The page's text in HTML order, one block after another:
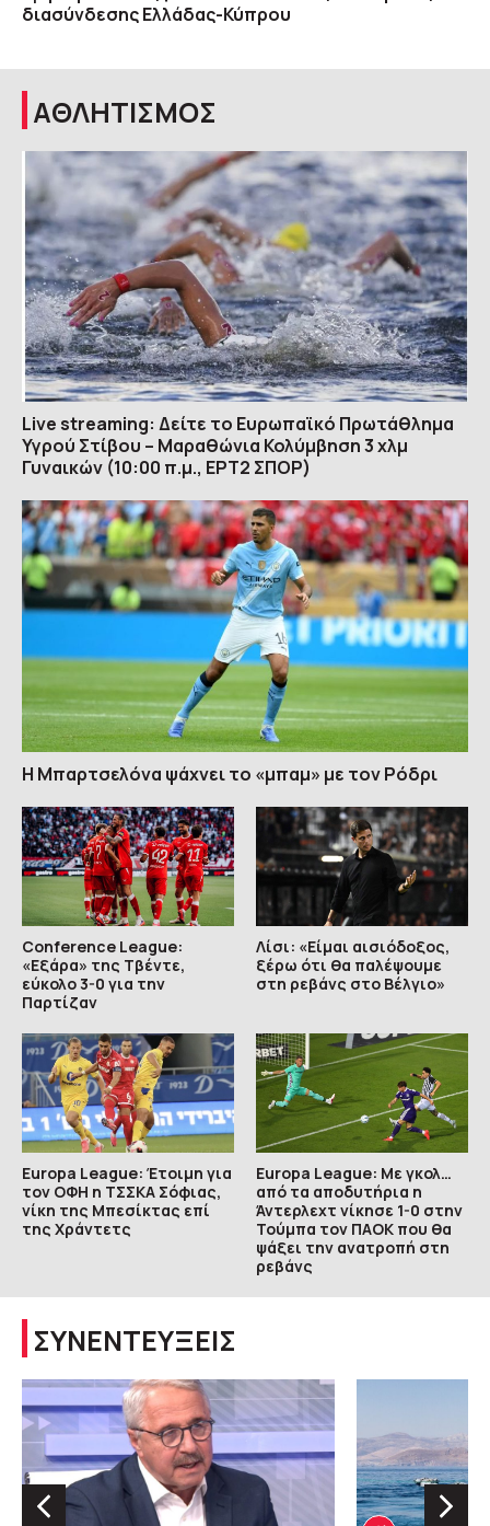
διασύνδεσης Ελλάδας-Κύπρου
ΑΘΛΗΤΙΣΜΟΣ
Live streaming: Δείτε το Ευρωπαϊκό Πρωτάθλημα
Υγρού Στίβου – Μαραθώνια Κολύμβηση 3 χλμ
Γυναικών (10:00 π.μ., ΕΡΤ2 ΣΠΟΡ)
Η Μπαρτσελόνα ψάχνει το «μπαμ» με τον Ρόδρι
Conference League:
«Εξάρα» της Τβέντε,
εύκολο 3-0 για την
Παρτίζαν
Λίσι: «Είμαι αισιόδοξος,
ξέρω ότι θα παλέψουμε
στη ρεβάνς στο Βέλγιο»
Europa League: Έτοιμη για
τον ΟΦΗ η ΤΣΣΚΑ Σόφιας,
νίκη της Μπεσίκτας επί
της Χράντετς
Europa League: Με γκολ…
από τα αποδυτήρια η
Άντερλεχτ νίκησε 1-0 στην
Τούμπα τον ΠΑΟΚ που θα
ψάξει την ανατροπή στη
ρεβάνς
ΣΥΝΕΝΤΕΥΞΕΙΣ